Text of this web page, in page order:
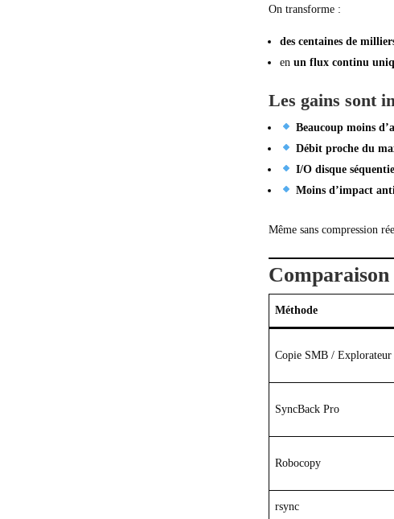
On transforme :
des centaines de
enun flux continu
Les gains sont
Beaucoup moins
Débit proche du
I/O disque
Moins d’impact
Même sans compression
Comparaison
Méthode
Copie SMB / Explorateur
SyncBack Pro
Robocopy
rsync